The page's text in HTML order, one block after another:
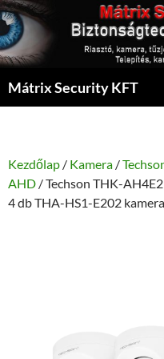
Kilépés
tartalomba
Mátrix Security KFT
Kezdőlap / Kamera /
AHD / Techson THK-
4 db THA-HS1-E202